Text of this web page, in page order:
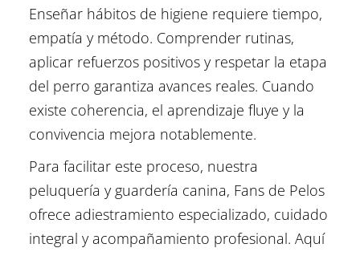
Enseñar hábitos de higiene requiere tiempo,
empatía y método. Comprender rutinas,
aplicar refuerzos positivos y respetar la etapa
del perro garantiza avances reales. Cuando
existe coherencia, el aprendizaje fluye y la
convivencia mejora notablemente.
Para facilitar este proceso, nuestra
peluquería y guardería canina, Fans de Pelos
ofrece adiestramiento especializado, cuidado
integral y acompañamiento profesional. Aquí